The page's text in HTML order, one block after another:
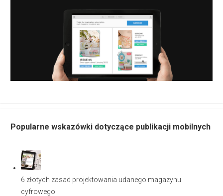
Popularne wskazówki dotyczące publikacji mobilnych
6 złotych zasad projektowania udanego magazynu
cyfrowego